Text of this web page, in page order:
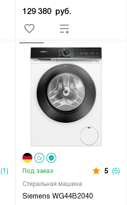
129 380 руб.
(1)
Стиральная машина
Siemens WG44B2040
Под заказ 5 (5)